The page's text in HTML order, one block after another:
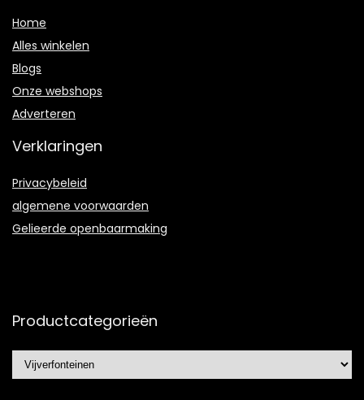
Home
Alles winkelen
Blogs
Onze webshops
Adverteren
Verklaringen
Privacybeleid
algemene voorwaarden
Gelieerde openbaarmaking
Productcategorieën